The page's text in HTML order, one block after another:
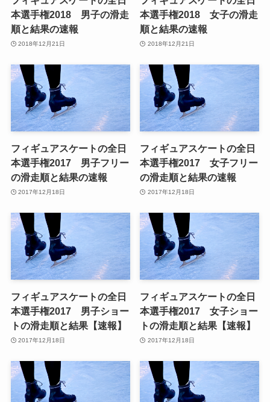
本選手権2018 男子の滑走
順と結果の速報
2018年12月21日
本選手権2018 女子の滑走
順と結果の速報
2018年12月21日
フィギュアスケートの全日
本選手権2017 男子フリー
の滑走順と結果の速報
2017年12月18日
フィギュアスケートの全日
本選手権2017 女子フリー
の滑走順と結果の速報
2017年12月18日
フィギュアスケートの全日
本選手権2017 男子ショー
トの滑走順と結果【速報】
2017年12月18日
フィギュアスケートの全日
本選手権2017 女子ショー
トの滑走順と結果【速報】
2017年12月18日